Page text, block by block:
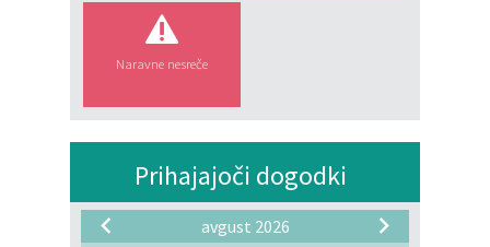
Naravne nesreče
Prihajajoči dogodki
avgust 2026